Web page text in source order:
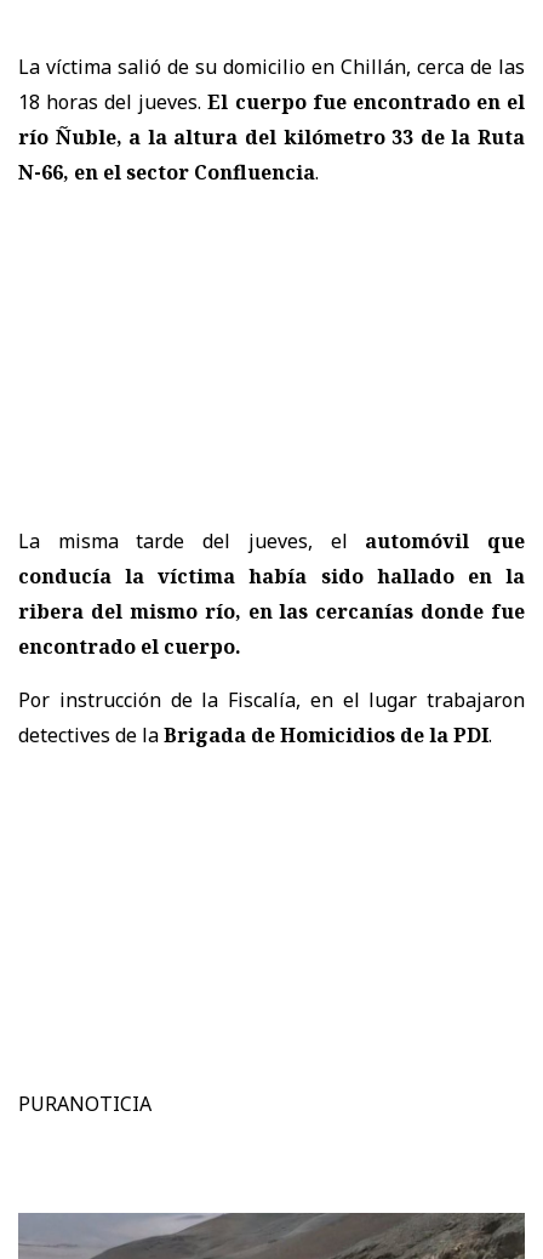
La víctima salió de su domicilio en Chillán, cerca de las
18 horas del jueves.El cuerpo fue encontrado en el
río Ñuble, a la altura del kilómetro 33 de la Ruta
N-66, en elsector Confluencia.
La misma tarde del jueves, el automóvil que
conducía la víctima había sido hallado en la
ribera del mismo río, en las cercanías donde fue
encontrado el cuerpo.
Por instrucción de la Fiscalía, en el lugar trabajaron
detectives de laBrigada de Homicidios de la PDI.
PURANOTICIA